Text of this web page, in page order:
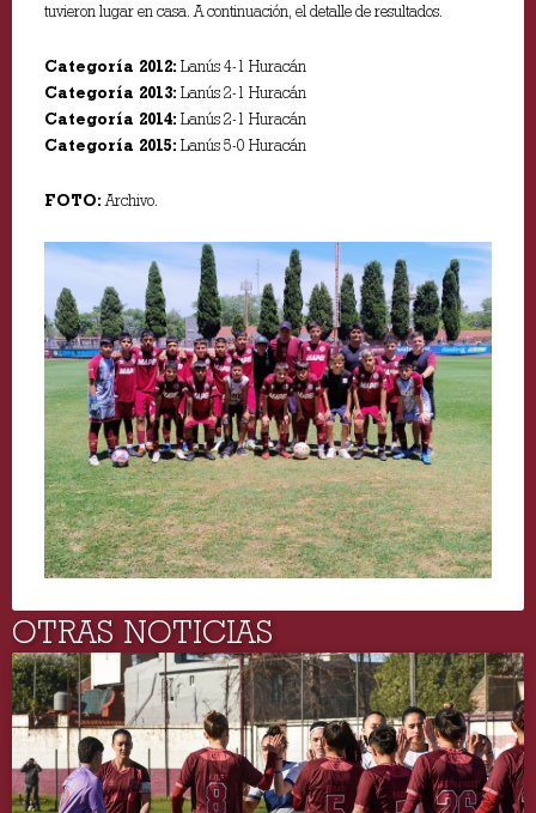
tuvieron lugar en casa. A continuación, el detalle de resultados.
Categoría 2012: Lanús 4-1 Huracán
Categoría 2013: Lanús 2-1 Huracán
Categoría 2014: Lanús 2-1 Huracán
Categoría 2015: Lanús 5-0 Huracán
FOTO: Archivo.
OTRAS NOTICIAS